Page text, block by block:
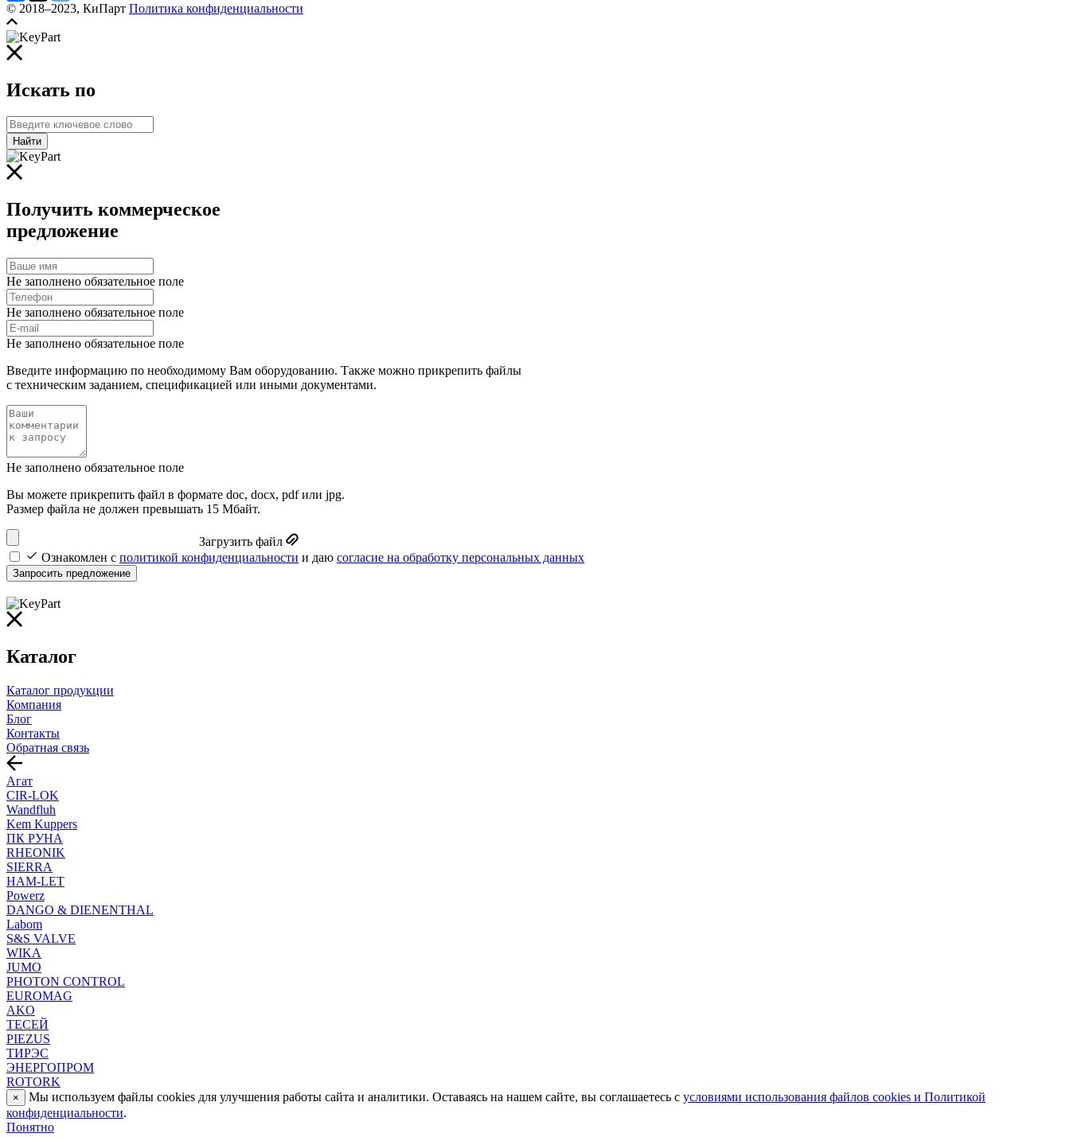
© 2018–2023, КиПарт Политика конфиденциальности
Искать по
Найти
Получить коммерческое
предложение
Не заполнено обязательное поле
Не заполнено обязательное поле
Не заполнено обязательное поле
Введите информацию по необходимому Вам оборудованию. Также можно прикрепить файлы
с техническим заданием, спецификацией или иными документами.
Не заполнено обязательное поле
Вы можете прикрепить файл в формате doc, docx, pdf или jpg.
Размер файла не должен превышать 15 Мбайт.
Загрузить файл
Ознакомлен с политикой конфиденциальности и даю согласие на обработку персональных данных
Запросить предложение
Каталог
Каталог продукции
Компания
Блог
Контакты
Обратная связь
Агат
CIR-LOK
Wandfluh
Kem Kuppers
ПК РУНА
RHEONIK
SIERRA
HAM-LET
Powerz
DANGO & DIENENTHAL
Labom
S&S VALVE
WIKA
JUMO
PHOTON CONTROL
EUROMAG
AKO
ТЕСЕЙ
PIEZUS
ТИРЭС
ЭНЕРГОПРОМ
ROTORK
× Мы используем файлы cookies для улучшения работы сайта и аналитики. Оставаясь на нашем сайте, вы соглашаетесь с условиями использования файлов cookies и Политикой
конфиденциальности.
Понятно